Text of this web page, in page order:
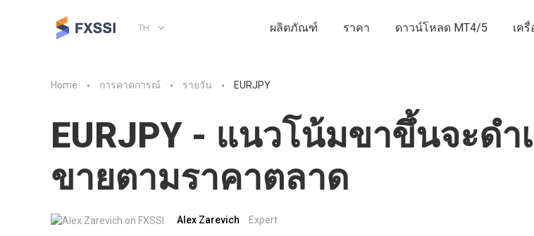
TH ผลิตภัณฑ์ ราคา ดาวน์โหลด MT4/5 เค
Home การคาดการณ์ รายวัน EURJPY
EURJPY - แนวโน้มขาขึ้นจะด
ขายตามราคาตลาด
Alex Zarevich Expert